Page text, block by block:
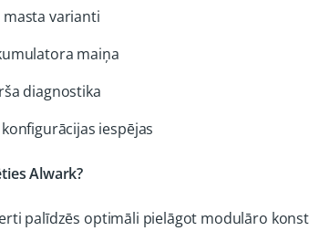
masta varianti
maiņa
diagnostika
iespējas
Alwark?
palīdzēs optimāli pielāgot modulāro